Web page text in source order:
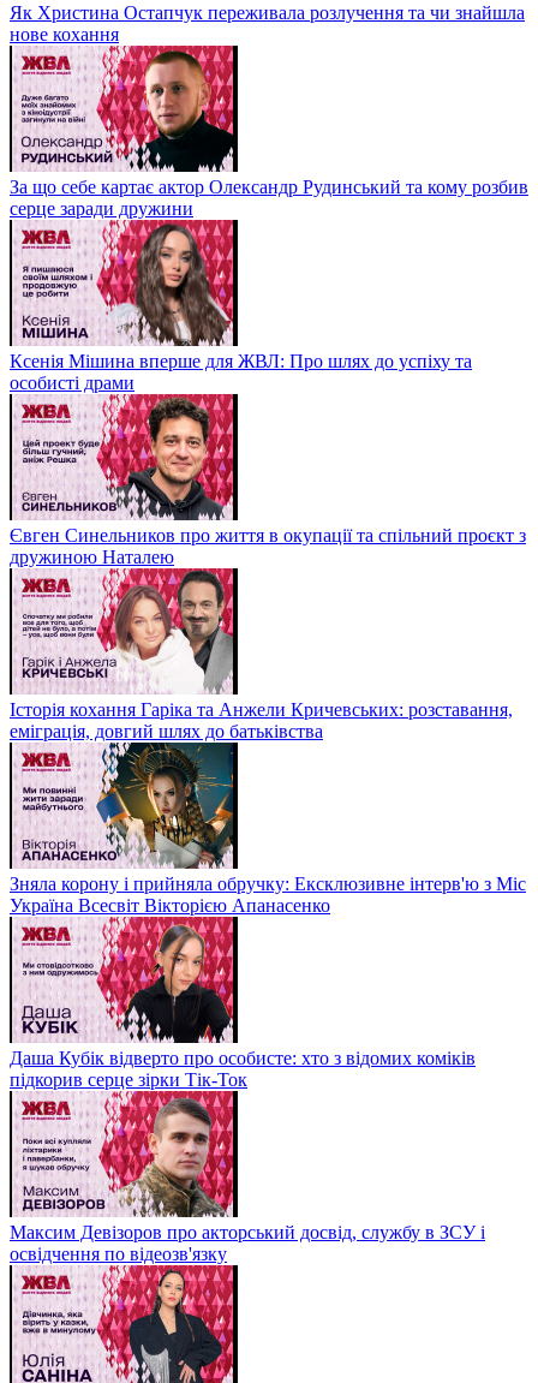
Як Христина Остапчук переживала розлучення та чи знайшла
нове кохання
За що себе картає актор Олександр Рудинський та кому розбив
серце заради дружини
Ксенія Мішина вперше для ЖВЛ: Про шлях до успіху та
особисті драми
Євген Синельников про життя в окупації та спільний проєкт з
дружиною Наталею
Історія кохання Гаріка та Анжели Кричевських: розставання,
еміграція, довгий шлях до батьківства
Зняла корону і прийняла обручку: Ексклюзивне інтерв'ю з Міс
Україна Всесвіт Вікторією Апанасенко
Даша Кубік відверто про особисте: хто з відомих коміків
підкорив серце зірки Тік-Ток
Максим Девізоров про акторський досвід, службу в ЗСУ і
освідчення по відеозв'язку